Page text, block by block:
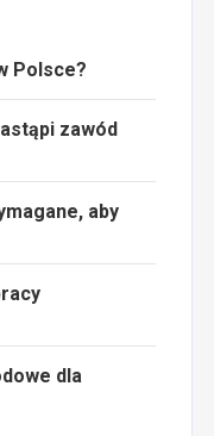
Polsce?
zawód
aby
dla